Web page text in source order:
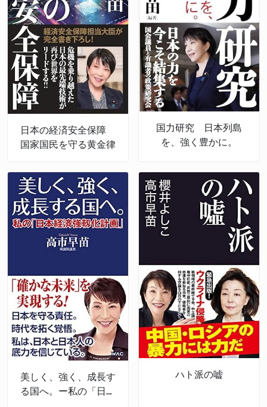
日本の経済安全保障
国家国民を守る黄金律
国力研究 日本列島
を、強く豊かに。
美しく、強く、成長す
る国へ。ー私の「日本
ハト派の嘘